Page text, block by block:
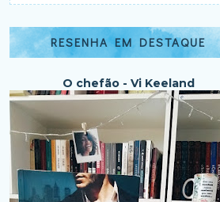
RESENHA EM DESTAQUE
O chefão - Vi Keeland